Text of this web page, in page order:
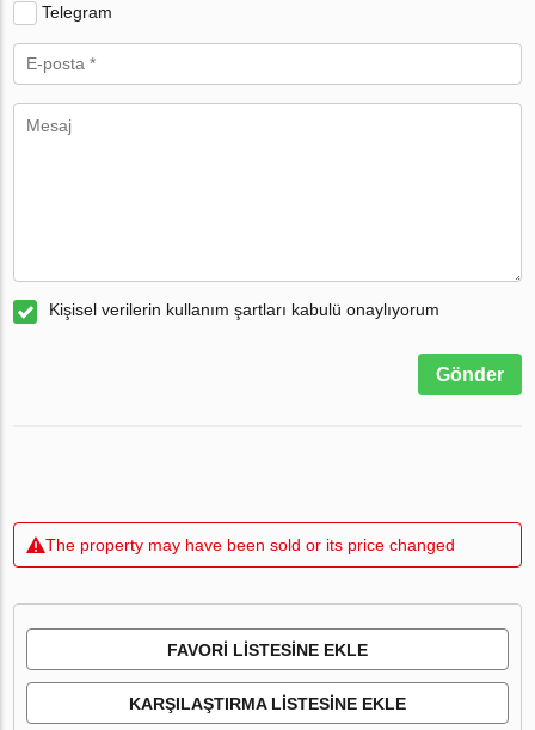
Telegram
Kişisel verilerin kullanım şartları kabulü onaylıyorum
Gönder
The property may have been sold or its price changed
FAVORI LISTESINE EKLE
KARŞILAŞTIRMA LISTESINE EKLE